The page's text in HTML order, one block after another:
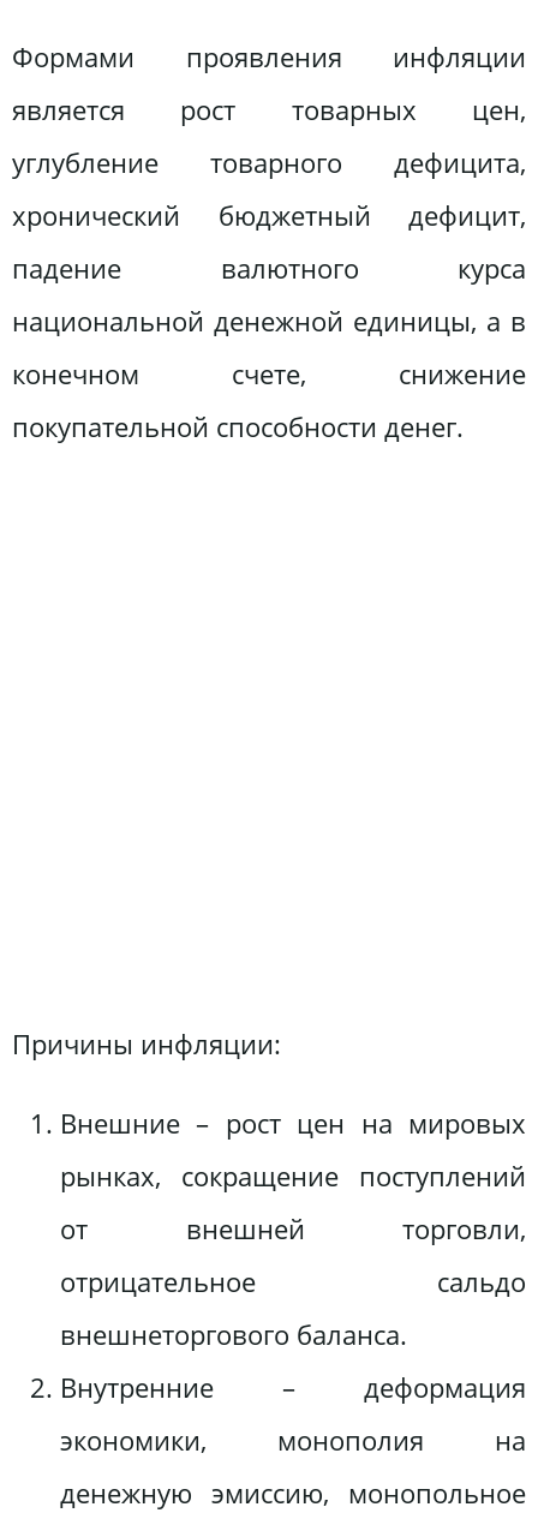
Формами проявления инфляции
является рост товарных цен,
углубление товарного дефицита,
хронический бюджетный дефицит,
падение валютного курса
национальной денежной единицы, а в
конечном счете, снижение
покупательной способности денег.
Причины инфляции:
Внешние – рост цен на мировых
рынках, сокращение поступлений
от внешней торговли,
отрицательное сальдо
внешнеторгового баланса.
Внутренние – деформация
экономики, монополия на
денежную эмиссию, монопольное